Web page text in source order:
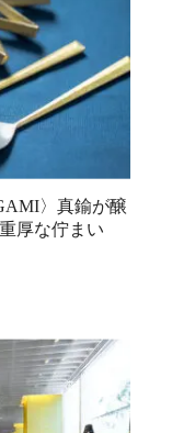
〉真鍮が醸
厚な佇まい